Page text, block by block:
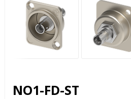
NO1-FD-ST